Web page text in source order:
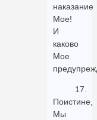
наказание
Мое!
И
каково
Мое
17.
Поистине,
Мы